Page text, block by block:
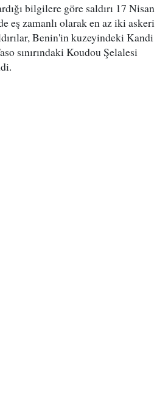
bilgilere göre saldırı 17 Nisan
eş zamanlı olarak en az iki askeri
Benin'in kuzeyindeki Kandi
sınırındaki Koudou Şelalesi